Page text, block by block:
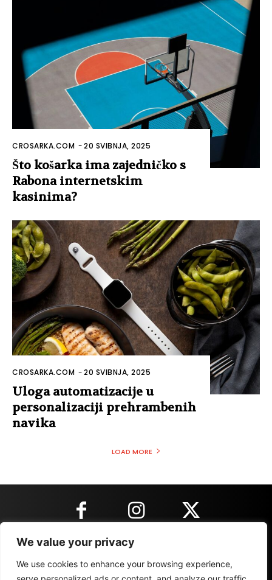
We value your privacy
We use cookies to enhance your browsing experience,
CROSARKA.COM -20 SVIBNJA, 2025
Što košarka ima zajedničko s
Rabona internetskim
kasinima?
CROSARKA.COM -20 SVIBNJA, 2025
Uloga automatizacije u
personalizaciji prehrambenih
navika
LOAD MORE
KONTAKT INFORMACIJE